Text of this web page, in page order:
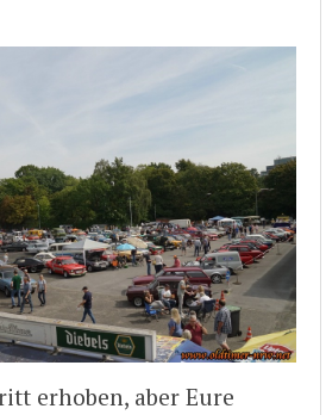
erhoben, aber Eure